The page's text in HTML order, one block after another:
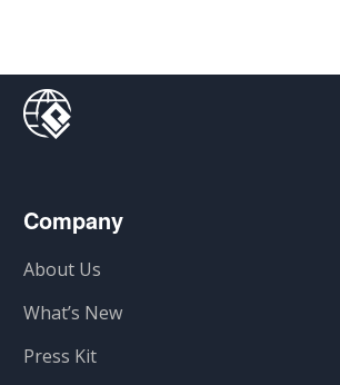
Company
About Us
What’s New
Press Kit